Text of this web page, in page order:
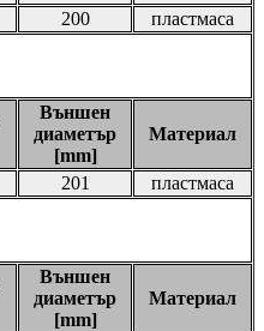
200 пластмаса
Външен
диаметър
[mm]
Материал
201 пластмаса
Външен
диаметър
[mm]
Материал